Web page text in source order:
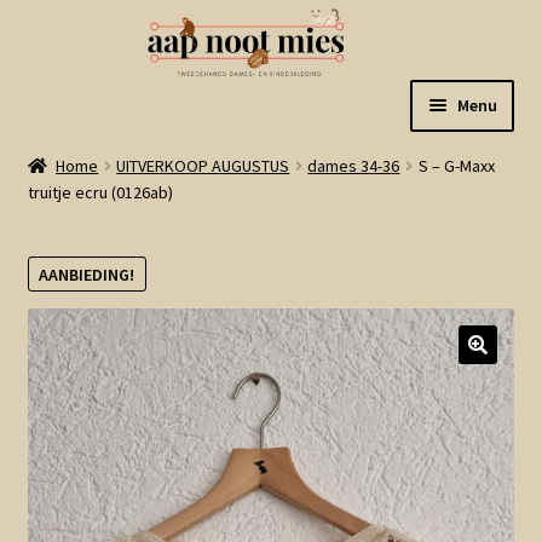
naar
navigatie
de
inhoud
Menu
Welkom
Winkel
Mijn account
Winkelmand
Linkjes
Home UITVERKOOP AUGUSTUS dames 34-36
S – G-Maxx
truitje ecru (0126ab)
AANBIEDING!